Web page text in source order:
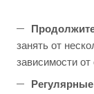
занять от
зависимости